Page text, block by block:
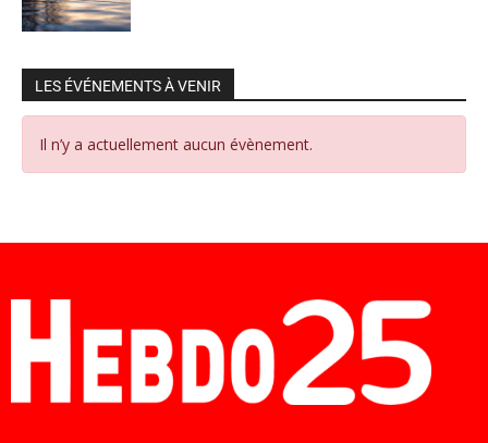
LES ÉVÉNEMENTS À VENIR
Il n’y a actuellement aucun évènement.